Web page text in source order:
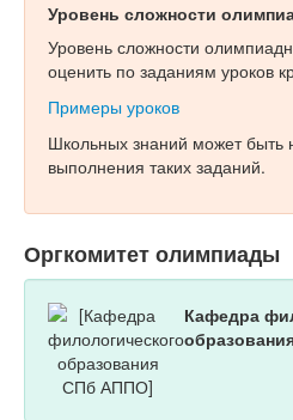
Уровень сложности
Уровень сложности
оценить по заданиям уроков
Примеры уроков
Школьных знаний может быть
выполнения таких заданий.
Оргкомитет олимпиады
Кафедра